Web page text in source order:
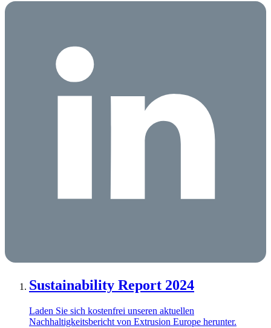
Sustainability Report 2024
Laden Sie sich kostenfrei unseren aktuellen
Nachhaltigkeitsbericht von Extrusion Europe herunter.